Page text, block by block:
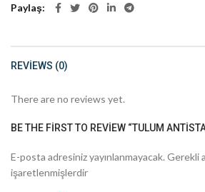
Paylaş
REVIEWS (0)
There are no reviews yet.
BE THE FIRST TO REVIEW “TULUM
E-posta adresiniz yayınlanmayacak. Gerekli
işaretlenmişlerdir